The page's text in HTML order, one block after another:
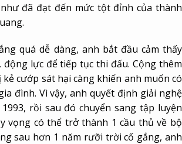
đã đạt đến mức tột đỉnh của thành
quá dễ dàng, anh bắt đầu cảm thấy
lực để tiếp tục thi đấu. Cộng thêm
kẻ cướp sát hại càng khiến anh muốn có
đình. Vì vậy, anh quyết định giải nghệ
rồi sau đó chuyển sang tập luyện
vọng có thể trở thành 1 cầu thủ về bộ
sau hơn 1 năm rưỡi trời cố gắng, anh